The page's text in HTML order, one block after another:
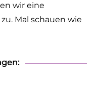
wir eine
Mal schauen wie